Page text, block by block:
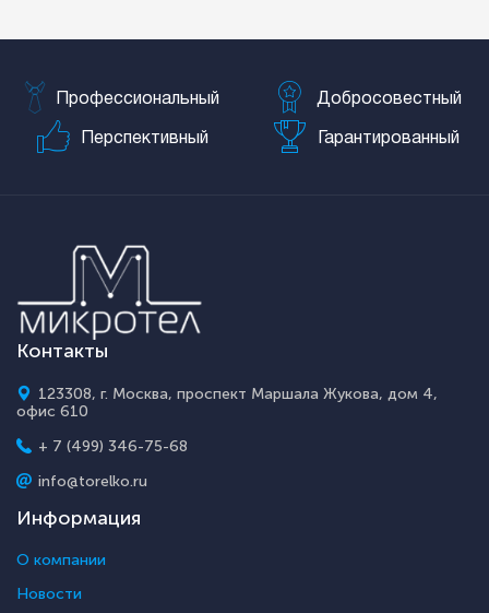
Профессиональный Добросовестный
Перспективный Гарантированный
Контакты
123308, г. Москва, проспект Маршала Жукова, дом 4,
офис 610
+ 7 (499) 346-75-68
info@torelko.ru
Информация
О компании
Новости